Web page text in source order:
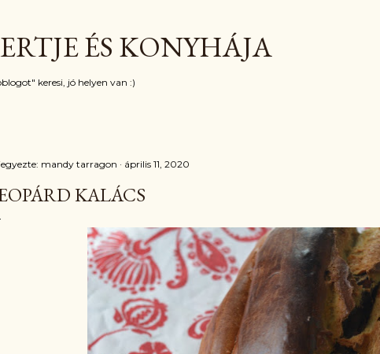
ÉS KONYHÁJA
keresi, jó helyen van :)
mandy tarragon április 11, 2020
KALÁCS